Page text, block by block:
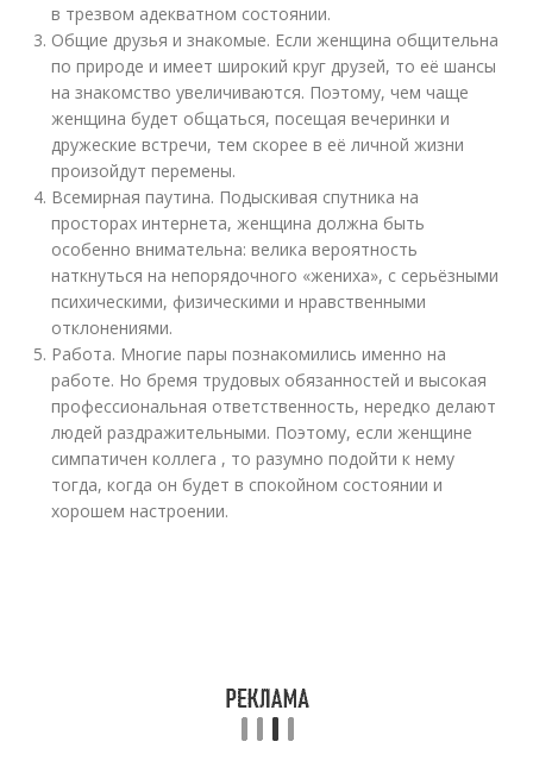
в трезвом адекватном состоянии.
Общие друзья и знакомые. Если женщина общительна
по природе и имеет широкий круг друзей, то её шансы
на знакомство увеличиваются. Поэтому, чем чаще
женщина будет общаться, посещая вечеринки и
дружеские встречи, тем скорее в её личной жизни
произойдут перемены.
Всемирная паутина. Подыскивая спутника на
просторах интернета, женщина должна быть
особенно внимательна: велика вероятность
наткнуться на непорядочного «жениха», с серьёзными
психическими, физическими и нравственными
отклонениями.
Работа. Многие пары познакомились именно на
работе. Но бремя трудовых обязанностей и высокая
профессиональная ответственность, нередко делают
людей раздражительными. Поэтому, если женщине
симпатичен коллега , то разумно подойти к нему
тогда, когда он будет в спокойном состоянии и
хорошем настроении.